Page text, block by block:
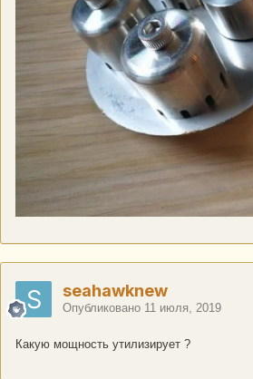
seahawknew
Опубликовано 11 июля, 2019
Какую мощность утилизирует ?